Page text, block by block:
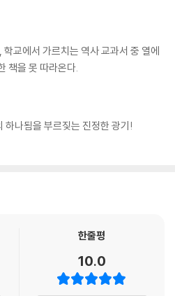
)을 바탕으로 재구성한 그의 만화들은
쓸 만큼 지적 완성도를 인정받고 있
거리 그리고 재치만점 대사로 인류 진
사람”에겐 훌륭한 개괄서가 될 것이고,
마다 평균 100여 권이 넘는 참고문헌
문헌에 대한 독서후기까지 덧붙여 있
교에서 가르치는 역사 교과서 중 열에
책을 못 따라온다.
하나됨을 부르짖는 진정한 광기!
한줄평
10.0